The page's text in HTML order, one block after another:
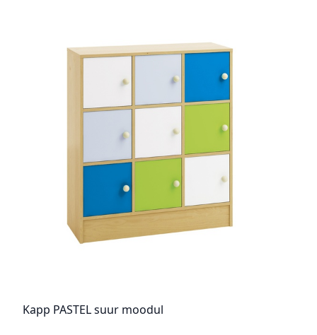
Kapp PASTEL suur moodul